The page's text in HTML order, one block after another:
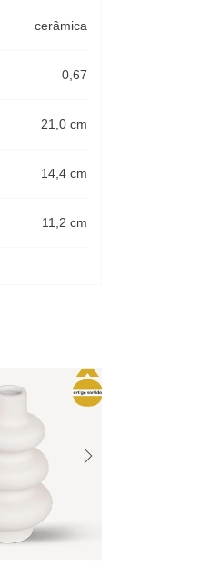
cerâmica
0,67
21,0 cm
14,4 cm
11,2 cm